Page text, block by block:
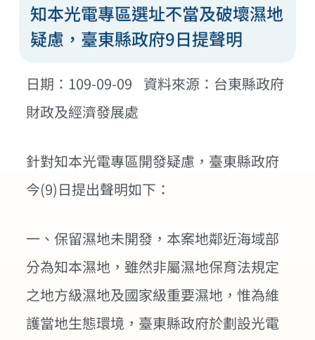
知本光電專區選址不當及破壞濕地
疑慮，臺東縣政府9日提聲明
日期：109-09-09 資料來源：台東縣政府
財政及經濟發展處
針對知本光電專區開發疑慮，臺東縣政府
今(9)日提出聲明如下：
一、保留濕地未開發，本案地鄰近海域部
分為知本濕地，雖然非屬濕地保育法規定
之地方級濕地及國家級重要濕地，惟為維
護當地生態環境，臺東縣政府於劃設光電